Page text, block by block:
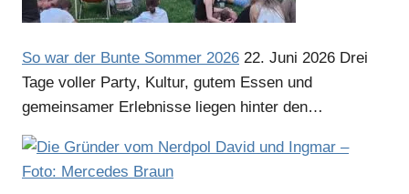
Anzeige
Anzeige
So war der Bunte Sommer 2026 22. Juni 2026 Drei
Tage voller Party, Kultur, gutem Essen und
gemeinsamer Erlebnisse liegen hinter den…